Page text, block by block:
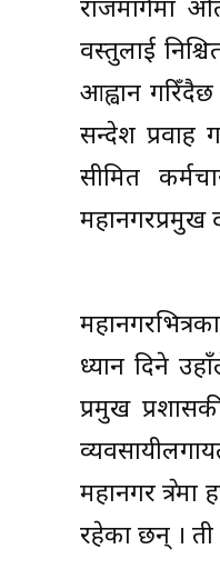
राजमार्गमा
वस्तुलाई
आह्वान
सन्देश प्रवाह
सीमित
महानगरप्रमुख
ध्यान दिने
प्रमुख
महानगर
रहेका छन् ।